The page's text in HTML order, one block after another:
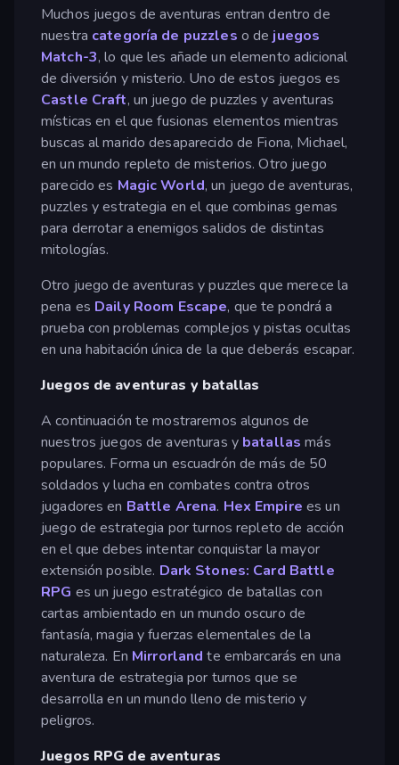
Muchos juegos de aventuras entran dentro de
nuestra categoría de puzzles o de juegos
Match-3, lo que les añade un elemento adicional
de diversión y misterio. Uno de estos juegos es
Castle Craft, un juego de puzzles y aventuras
místicas en el que fusionas elementos mientras
buscas al marido desaparecido de Fiona, Michael,
en un mundo repleto de misterios. Otro juego
parecido es Magic World, un juego de aventuras,
puzzles y estrategia en el que combinas gemas
para derrotar a enemigos salidos de distintas
mitologías.
Otro juego de aventuras y puzzles que merece la
pena es Daily Room Escape, que te pondrá a
prueba con problemas complejos y pistas ocultas
en una habitación única de la que deberás escapar.
Juegos de aventuras y batallas
A continuación te mostraremos algunos de
nuestros juegos de aventuras y batallas más
populares. Forma un escuadrón de más de 50
soldados y lucha en combates contra otros
jugadores en Battle Arena. Hex Empire es un
juego de estrategia por turnos repleto de acción
en el que debes intentar conquistar la mayor
extensión posible. Dark Stones: Card Battle
RPG es un juego estratégico de batallas con
cartas ambientado en un mundo oscuro de
fantasía, magia y fuerzas elementales de la
naturaleza. En Mirrorland te embarcarás en una
aventura de estrategia por turnos que se
desarrolla en un mundo lleno de misterio y
peligros.
Juegos RPG de aventuras